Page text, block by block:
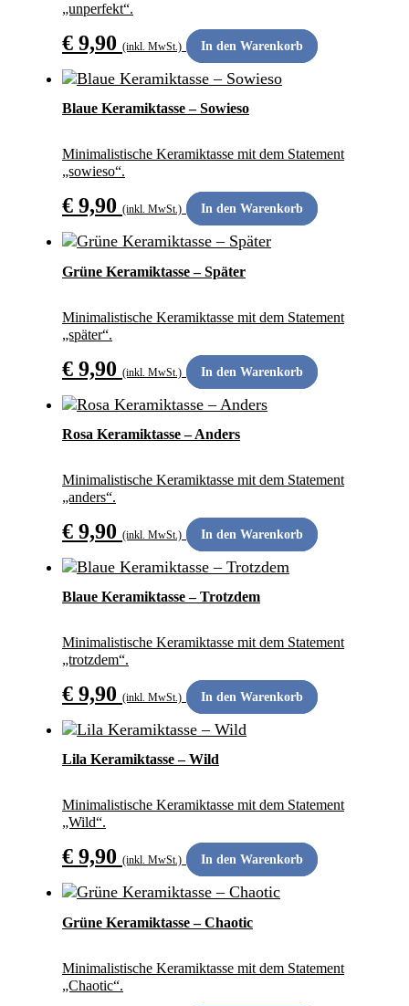
„unperfekt“.
€ 9,90 (inkl. MwSt.) In den Warenkorb
ANDERS SCHENKEN
Blaue Keramiktasse – Sowieso
Minimalistische Keramiktasse mit dem Statement
„sowieso“.
€ 9,90 (inkl. MwSt.) In den Warenkorb
ANDERS SCHENKEN
Grüne Keramiktasse – Später
Minimalistische Keramiktasse mit dem Statement
„später“.
€ 9,90 (inkl. MwSt.) In den Warenkorb
ANDERS SCHENKEN
Rosa Keramiktasse – Anders
Minimalistische Keramiktasse mit dem Statement
„anders“.
€ 9,90 (inkl. MwSt.) In den Warenkorb
ANDERS SCHENKEN
Blaue Keramiktasse – Trotzdem
Minimalistische Keramiktasse mit dem Statement
„trotzdem“.
€ 9,90 (inkl. MwSt.) In den Warenkorb
ANDERS SCHENKEN
Lila Keramiktasse – Wild
Minimalistische Keramiktasse mit dem Statement
„Wild“.
€ 9,90 (inkl. MwSt.) In den Warenkorb
ANDERS SCHENKEN
Grüne Keramiktasse – Chaotic
Minimalistische Keramiktasse mit dem Statement
„Chaotic“.